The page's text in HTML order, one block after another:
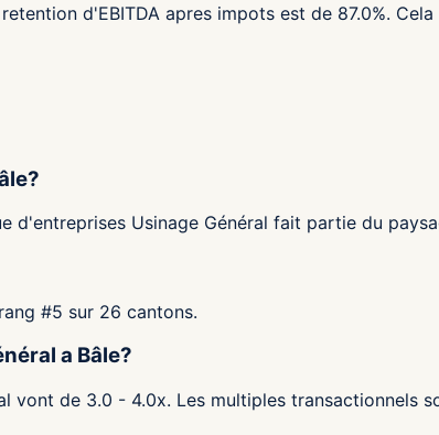
d'EBITDA apres impots est de 87.0%.
d'entreprises Usinage Général fait partie du
#5 sur 26 cantons.
a Bâle?
vont de 3.0 - 4.0x. Les multiples transactionnels